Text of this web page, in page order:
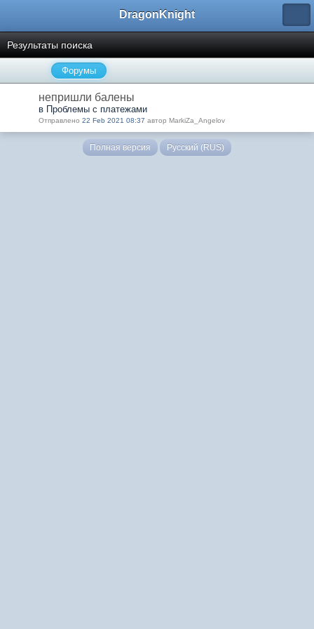
DragonKnight
Результаты поиска
Форумы
непришли балены
в Проблемы с платежами
Отправлено 22 Feb 2021 08:37 автор MarkiZa_Angelov
Полная версия Русский (RUS)